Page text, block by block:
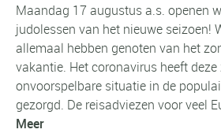
Maandag 17 augustus a.s. openen
judolessen van het nieuwe seizoen!
allemaal hebben genoten van het
vakantie. Het coronavirus heeft deze
onvoorspelbare situatie in de
gezorgd. De reisadviezen voor veel
Meer